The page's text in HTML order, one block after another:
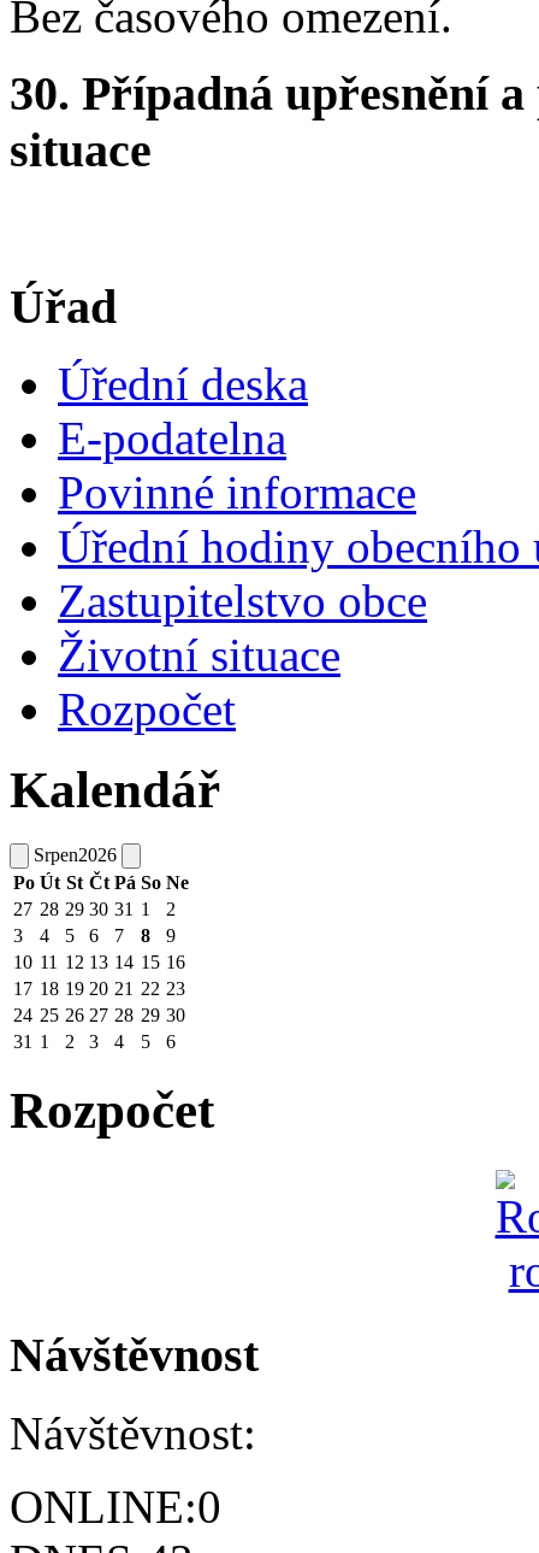
Bez časového omezení.
30. Případná upřesnění
situace
Úřad
Úřední deska
E-podatelna
Povinné informace
Úřední hodiny obecního
Zastupitelstvo obce
Životní situace
Rozpočet
Kalendář
Srpen2026
Po Út St Čt Pá So Ne
27 28 29 30 31 1
2
3
4 5 6 7 8
9
10 11 12 13 14 15 16
17 18 19 20 21 22 23
24 25 26 27 28 29 30
31 1 2 3 4 5 6
Rozpočet
Návštěvnost
Návštěvnost:
ONLINE:0